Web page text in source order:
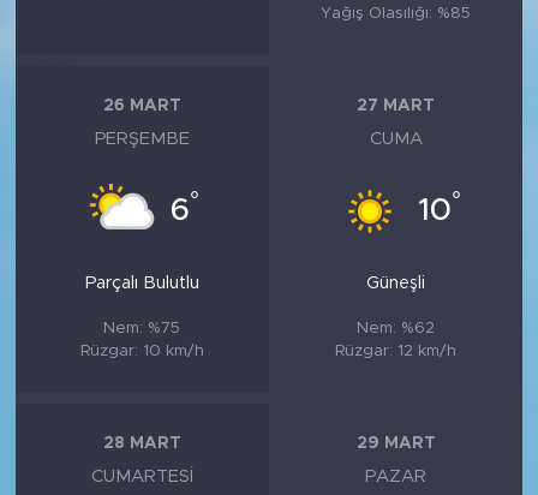
Yağış Olasılığı: %85
26 MART
PERŞEMBE
6°
Parçalı Bulutlu
Nem: %75
Rüzgar: 10 km/h
27 MART
CUMA
10°
Güneşli
Nem: %62
Rüzgar: 12 km/h
28 MART
CUMARTESI
29 MART
PAZAR